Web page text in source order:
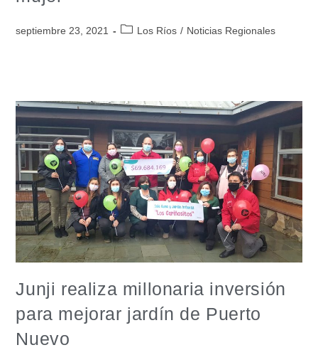
septiembre 23, 2021 Los Ríos / Noticias Regionales
Junji realiza millonaria inversión
para mejorar jardín de Puerto
Nuevo